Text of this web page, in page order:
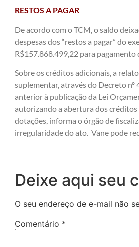
RESTOS A PAGAR
De acordo com o TCM, o saldo
despesas dos “restos a pagar” do
R$157.868.499,22 para pagamento
Sobre os créditos adicionais, a
suplementar, através do Decreto nº
anterior à publicação da Lei
autorizando a abertura dos
dotações, informa o órgão de
irregularidade do ato. Vane pode
Deixe aqui seu
O seu endereço de e-mail não
Comentário *